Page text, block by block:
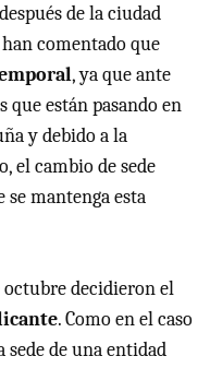
de la ciudad
comentado que
, ya que ante
que están pasando en
y debido a la
el cambio de sede
se mantenga esta
octubre decidieron el
. Como en el caso
sede de una entidad